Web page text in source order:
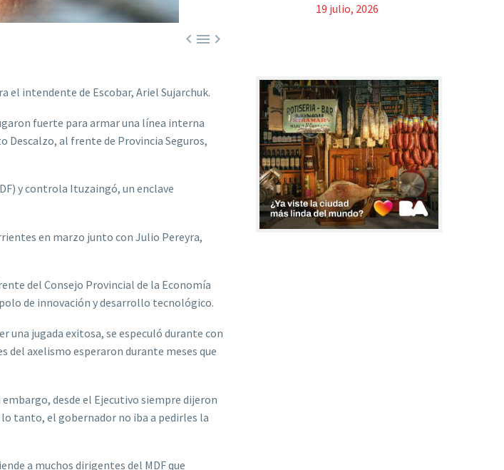

el intendente de Escobar, Ariel Sujarchuk.
fuerte para armar una línea interna
al frente de Provincia Seguros,
y controla Ituzaingó, un enclave
en marzo junto con Julio Pereyra,
del Consejo Provincial de la Economía
de innovación y desarrollo tecnológico.
jugada exitosa, se especuló durante con
axelismo esperaron durante meses que
desde el Ejecutivo siempre dijeron
tanto, el gobernador no iba a pedirles la
a muchos dirigentes del MDF que
19 julio, 2026